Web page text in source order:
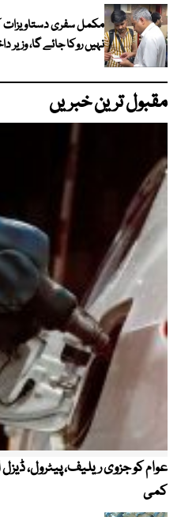
مکمل سفری دستاویزات
نہیں روکا جائے گا، وزیر
مقبول ترین خبریں
عوام کو جزوی ریلیف، پیٹرول،
کمی